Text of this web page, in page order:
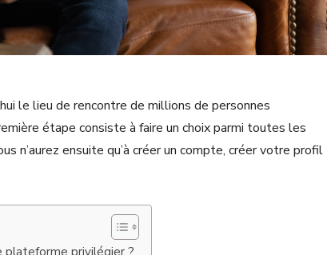
le lieu de rencontre de millions de personnes
étape consiste à faire un choix parmi toutes les
n’aurez ensuite qu’à créer un compte, créer votre profil
plateforme privilégier ?